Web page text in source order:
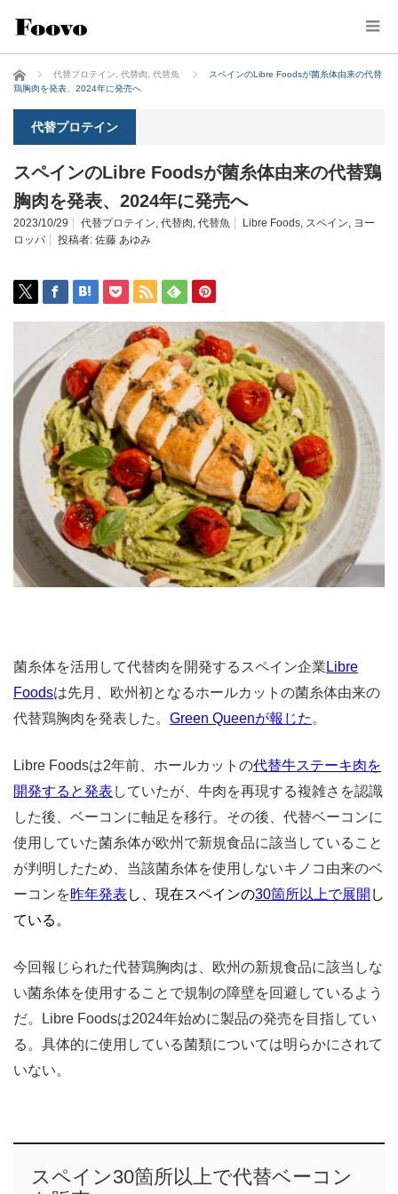
ホーム 代替プロテイン 代替肉 代替魚
スペインのLibre Foodsが菌糸体由来の代替
鶏胸肉を発表、2024年に発売へ
代替プロテイン
スペインのLibre Foodsが菌糸体由来の代替鶏
胸肉を発表、2024年に発売へ
2023/10/29 代替プロテイン, 代替肉, 代替魚 Libre Foods, スペイン, ヨー
ロッパ
投稿者: 佐藤 あゆみ
菌糸体を活用して代替肉を開発するスペイン企業 Libre
Foodsは先月、欧州初となるホールカットの菌糸体由来の
代替鶏胸肉を発表した。 Green Queenが報じた 。
Libre Foodsは2年前、ホールカットの代替牛ステーキ肉を
開発すると発表 していたが、牛肉を再現する複雑さを認識
した後、ベーコンに軸足を移行。その後、代替ベーコンに
使用していた菌糸体が欧州で新規食品に該当していること
が判明したため、当該菌糸体を使用しないキノコ由来のベ
ーコンを昨年発表 し、現在スペインの30箇所以上で展開 し
ている。
今回報じられた代替鶏胸肉は、欧州の新規食品に該当しな
い菌糸体を使用することで規制の障壁を回避しているよう
だ。Libre Foodsは2024年始めに製品の発売を目指してい
る。具体的に使用している菌類については明らかにされて
いない。
スペイン30箇所以上で代替ベーコン